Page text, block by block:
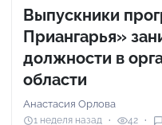
Выпускники
Приангарья»
должности в
области
Анастасия Орлова
1 неделя назад 42